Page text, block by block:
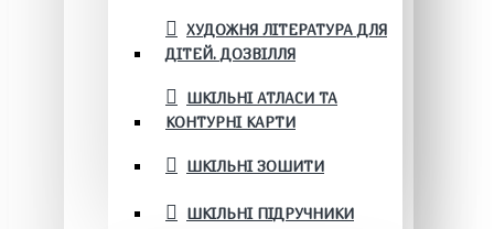
ХУДОЖНЯ ЛІТЕРАТУРА ДЛЯ
ДІТЕЙ. ДОЗВІЛЛЯ
ШКІЛЬНІ АТЛАСИ ТА
КОНТУРНІ КАРТИ
ШКІЛЬНІ ЗОШИТИ
ШКІЛЬНІ ПІДРУЧНИКИ